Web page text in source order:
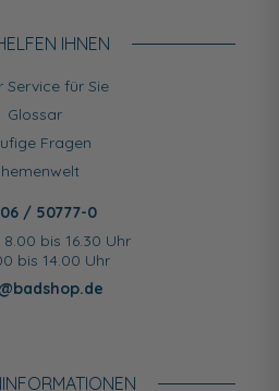
IHNEN
Service für Sie
Glossar
Fragen
/ 50777-0
8.00 bis 16.30 Uhr
bis 14.00 Uhr